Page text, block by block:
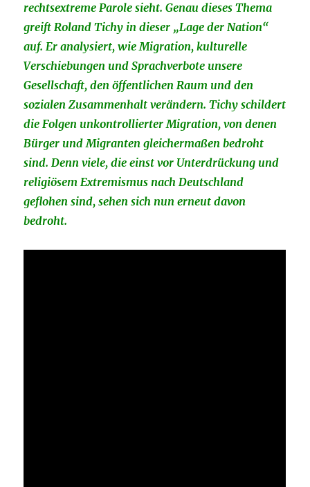
rechtsextreme Parole sieht. Genau dieses Thema
greift Roland Tichy in dieser „Lage der Nation“
auf. Er analysiert, wie Migration, kulturelle
Verschiebungen und Sprachverbote unsere
Gesellschaft, den öffentlichen Raum und den
sozialen Zusammenhalt verändern. Tichy schildert
die Folgen unkontrollierter Migration, von denen
Bürger und Migranten gleichermaßen bedroht
sind. Denn viele, die einst vor Unterdrückung und
religiösem Extremismus nach Deutschland
geflohen sind, sehen sich nun erneut davon
bedroht.